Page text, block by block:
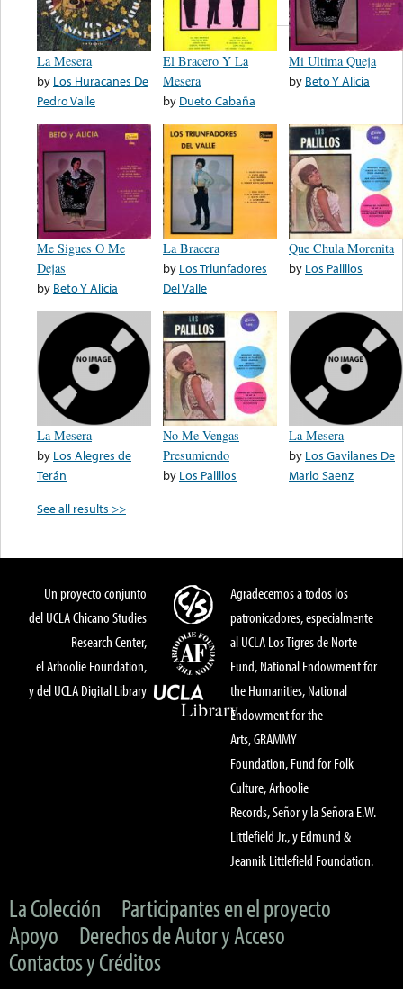
La Mesera
by Los Huracanes De
Pedro Valle
El Bracero Y La
Mesera
by Dueto Cabaña
Mi Ultima Queja
by Beto Y Alicia
Me Sigues O Me
Dejas
by Beto Y Alicia
La Bracera
by Los Triunfadores
Del Valle
Que Chula Morenita
by Los Palillos
La Mesera
by Los Alegres de
Terán
No Me Vengas
Presumiendo
by Los Palillos
La Mesera
by Los Gavilanes De
Mario Saenz
See all results >>
Un proyecto conjunto
del UCLA Chicano Studies
Research Center,
el Arhoolie Foundation,
y del UCLA Digital Library
Agradecemos a todos los
patronicadores, especialmente
al UCLA Los Tigres de Norte
Fund, National Endowment for
the Humanities, National
Endowment for the
Arts, GRAMMY
Foundation, Fund for Folk
Culture, Arhoolie
Records, Señor y la Señora E.W.
Littlefield Jr., y Edmund &
Jeannik Littlefield Foundation.
La Colección
Participantes en el proyecto
Apoyo
Derechos de Autor y Acceso
Contactos y Créditos